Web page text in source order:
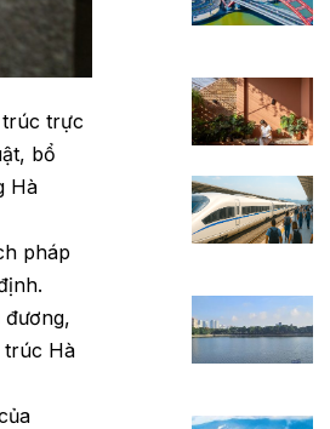
trúc trực
bổ
Hà
pháp
trúc Hà